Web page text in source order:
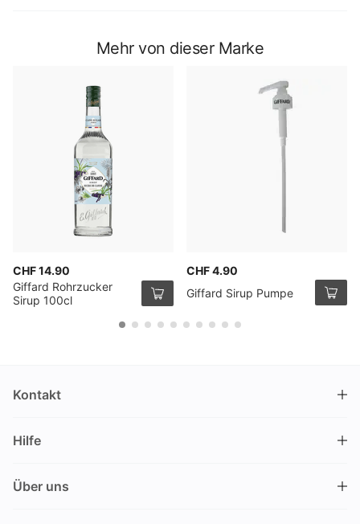
Mehr von dieser Marke
CHF 14.90
Giffard Rohrzucker
Sirup 100cl
CHF 4.90
Giffard Sirup Pumpe
Kontakt
Nüschelerstrasse 35
Schweiz
Hilfe
Über uns